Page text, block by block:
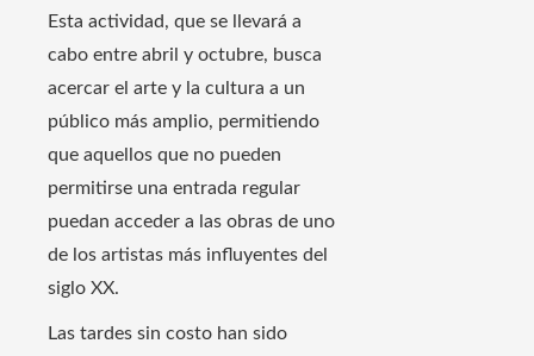
Esta actividad, que se llevará a
cabo entre abril y octubre, busca
acercar el arte y la cultura a un
público más amplio, permitiendo
que aquellos que no pueden
permitirse una entrada regular
puedan acceder a las obras de uno
de los artistas más influyentes del
siglo XX.
Las tardes sin costo han sido